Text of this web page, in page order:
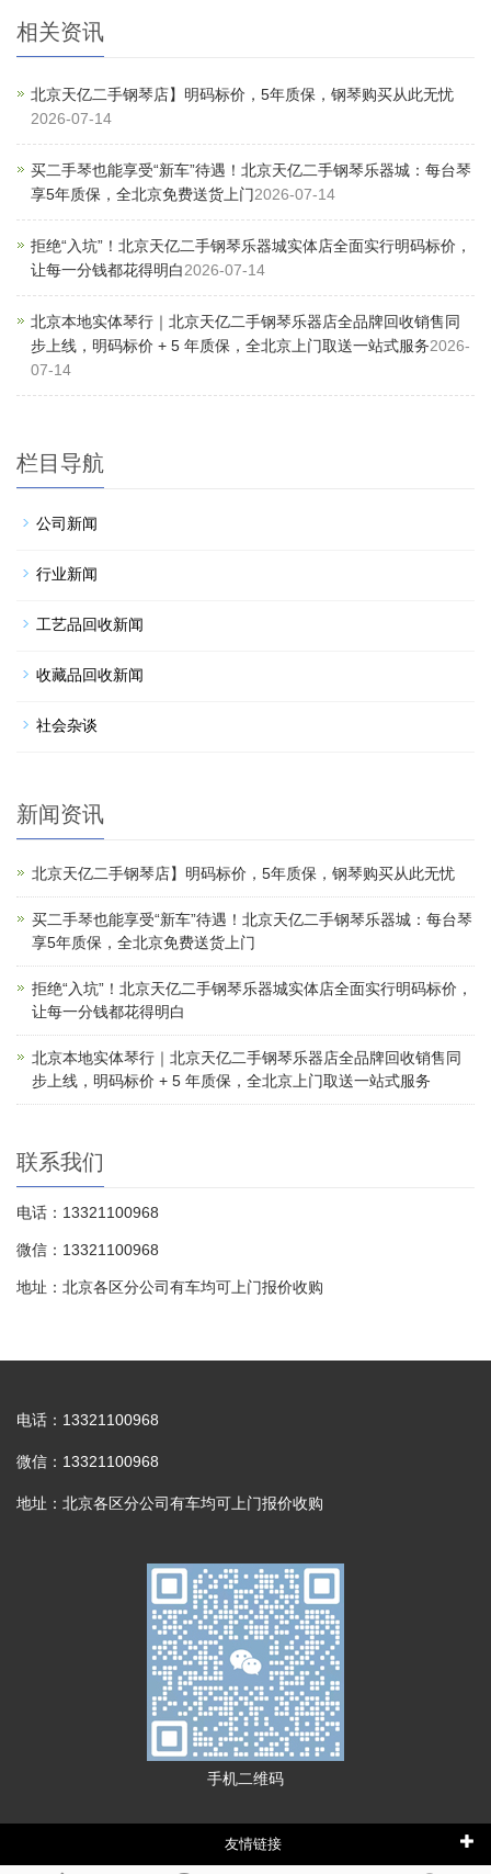
相关资讯
北京天亿二手钢琴店】明码标价，5年质保，钢琴购买从此无忧
2026-07-14
买二手琴也能享受“新车”待遇！北京天亿二手钢琴乐器城：每台琴
享5年质保，全北京免费送货上门2026-07-14
拒绝“入坑”！北京天亿二手钢琴乐器城实体店全面实行明码标价，
让每一分钱都花得明白2026-07-14
北京本地实体琴行｜北京天亿二手钢琴乐器店全品牌回收销售同
步上线，明码标价 + 5 年质保，全北京上门取送一站式服务2026-
07-14
栏目导航
公司新闻
行业新闻
工艺品回收新闻
收藏品回收新闻
社会杂谈
新闻资讯
北京天亿二手钢琴店】明码标价，5年质保，钢琴购买从此无忧
买二手琴也能享受“新车”待遇！北京天亿二手钢琴乐器城：每台琴
享5年质保，全北京免费送货上门
拒绝“入坑”！北京天亿二手钢琴乐器城实体店全面实行明码标价，
让每一分钱都花得明白
北京本地实体琴行｜北京天亿二手钢琴乐器店全品牌回收销售同
步上线，明码标价 + 5 年质保，全北京上门取送一站式服务
联系我们
电话：13321100968
微信：13321100968
地址：北京各区分公司有车均可上门报价收购
电话：13321100968
微信：13321100968
地址：北京各区分公司有车均可上门报价收购
手机二维码
友情链接